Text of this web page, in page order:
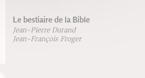
Le bestiaire de la Bible
Jean-Pierre Durand
Jean-François Froger